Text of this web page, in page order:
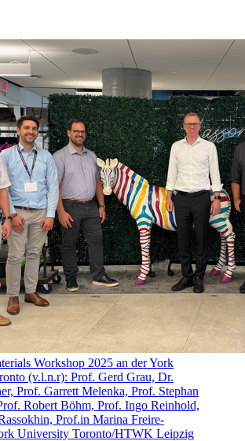
Workshop 2025 an der York
(v.l.n.r): Prof. Gerd Grau, Dr.
Prof. Garrett Melenka, Prof. Stephan
Robert Böhm, Prof. Ingo Reinhold,
Prof.in Marina Freire-
University Toronto/HTWK Leipzig